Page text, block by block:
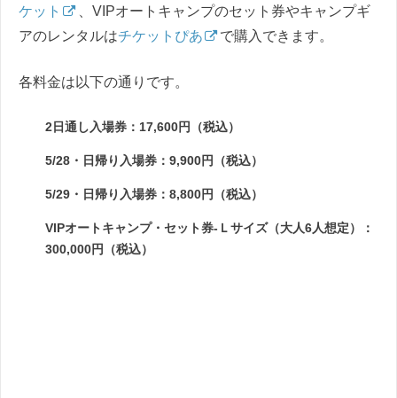
ケット
、VIPオートキャンプのセット券やキャンプギ
アのレンタルはチケットぴあ で購入できます。
各料金は以下の通りです。
2日通し入場券：17,600円（税込）
5/28・日帰り入場券：9,900円（税込）
5/29・日帰り入場券：8,800円（税込）
VIPオートキャンプ・セット券-Ｌサイズ（大人6人想定）：
300,000円（税込）